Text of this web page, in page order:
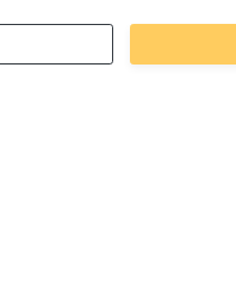
72,32 € *